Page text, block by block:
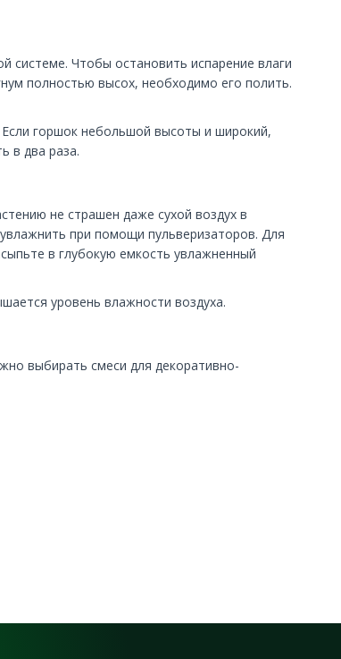
системе. Чтобы остановить испарение влаги
полностью высох, необходимо его полить.
горшок небольшой высоты и широкий,
в два раза.
не страшен даже сухой воздух в
при помощи пульверизаторов. Для
в глубокую емкость увлажненный
уровень влажности воздуха.
выбирать смеси для декоративно-